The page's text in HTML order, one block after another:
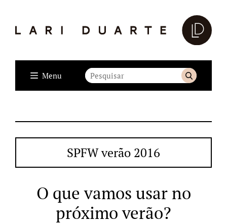
Menu
SPFW verão 2016
O que vamos usar no
próximo verão?